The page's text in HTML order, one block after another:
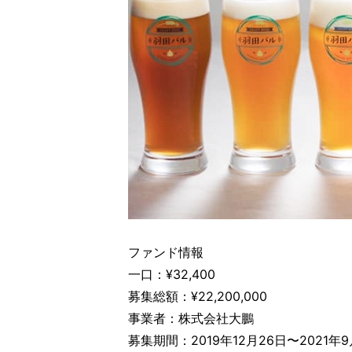
ファンド情報
一口：¥32,400
募集総額：¥22,200,000
事業者：株式会社大鵬
募集期間：2019年12月26日〜2021年